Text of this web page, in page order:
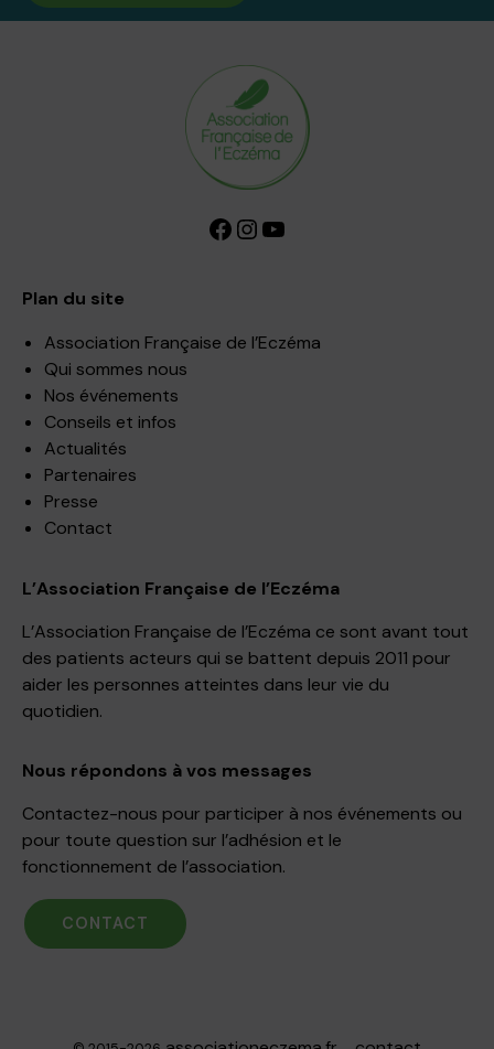
Facebook InstagramYouTube
Plan du site
Association Française de l’Eczéma
Qui sommes nous
Nos événements
Conseils et infos
Actualités
Partenaires
Presse
Contact
L’Association Française de l’Eczéma
L’Association Française de l’Eczéma ce sont avant tout
des patients acteurs qui se battent depuis 2011 pour
aider les personnes atteintes dans leur vie du
quotidien.
Nous répondons à vos messages
Contactez-nous pour participer à nos événements ou
pour toute question sur l’adhésion et le
fonctionnement de l’association.
CONTACT